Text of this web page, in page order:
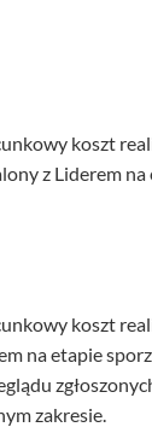
koszt
z Liderem
koszt
na etapie
zakresie.